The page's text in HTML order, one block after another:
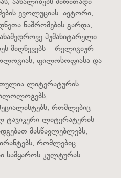
აანალიზებს ძირითადი
ევოლუციას. ავტორი,
ნაშრომების გარდა,
ჰუმანიტარული
მიღწევებს – რელიგიურ
ფილოსოფიასა და
ლიტერატურის
რომლებიც
ტაჯიკური ლიტერატურის
მასწავლებლებს,
რომლებიც
სამყაროს კულტურას.